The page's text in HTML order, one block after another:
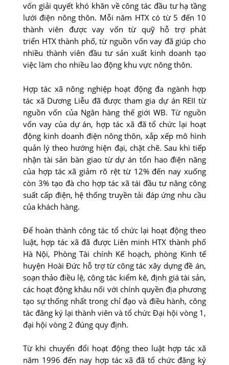
vốn giải quyết khó khăn về công tác đầu tư hạ tầng
lưới điện nông thôn. Mỗi năm HTX có từ 5 đến 10
thành viên được vay vốn từ quỹ hỗ trợ phát
triển HTX thành phố, từ nguồn vốn vay đã giúp cho
nhiều thành viên đầu tư sản xuất kinh doanh tạo
việc làm cho nhiều lao động khu vực nông thôn.
Hợp tác xã nông nghiệp hoạt động đa ngành hợp
tác xã Dương Liễu đã được tham gia dự án REII từ
nguồn vốn của Ngân hàng thế giới WB. Từ nguồn
vốn vay của dự án, hợp tác xã đã tổ chức lại hoạt
động kinh doanh điện nông thôn, xắp xếp mô hình
quản lý theo hướng hiện đại, chặt chẽ. Sau khi tiếp
nhận tài sản bàn giao từ dự án tổn hao điện năng
của hợp tác xã giảm rõ rệt từ 12% đến nay xuống
còn 3% tạo đà cho hợp tác xã tái đầu tư nâng công
suất cấp điện, hệ thống truyền tải đáp ứng nhu cầu
của khách hàng.
Để hoàn thành công tác tổ chức lại hoạt động theo
luật, hợp tác xã đã được Liên minh HTX thành phố
Hà Nội, Phòng Tài chính Kế hoạch, phòng Kinh tế
huyện Hoài Đức hỗ trợ từ công tác xây dựng đề án,
soạn thảo điều lệ, công tác kiểm kê, định giá tài sản,
các hoạt động khâu nối với chính quyền địa phương
tạo sự thống nhất trong chỉ đạo và điều hành, công
tác đăng ký lại thành viên và tổ chức Đại hội vòng 1,
đại hội vòng 2 đúng quy định.
Từ khi chuyển đổi hoạt động theo luật hợp tác xã
năm 1996 đến nay hợp tác xã đã tổ chức đăng ký